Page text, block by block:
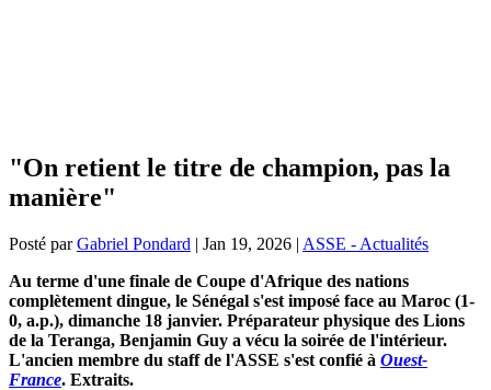
"On retient le titre de champion, pas la
manière"
Posté parGabriel Pondard | Jan 19, 2026 | ASSE - Actualités
Au terme d'une finale de Coupe d'Afrique des nations
complètement dingue, le Sénégal s'est imposé face au Maroc (1-
0, a.p.), dimanche 18 janvier. Préparateur physique des Lions
de la Teranga, Benjamin Guy a vécu la soirée de l'intérieur.
L'ancien membre du staff de l'ASSE s'est confié à Ouest-
France. Extraits.